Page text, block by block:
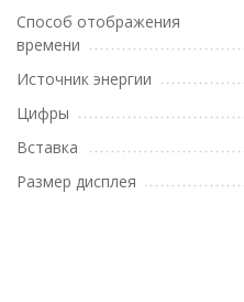
Способ отображения
времени
Источник энергии
Цифры
Вставка
Размер дисплея